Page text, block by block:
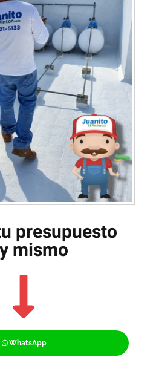
presupuesto
mismo
WhatsApp